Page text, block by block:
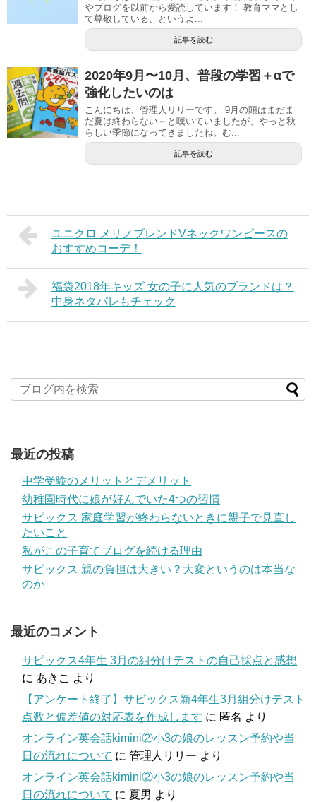
やブログを以前から愛読しています！ 教育ママとし
て尊敬している、というよ...
記事を読む
2020年9月〜10月、普段の学習＋αで
強化したいのは
こんにちは、管理人リリーです。 9月の頭はまだま
だ夏は終わらない～と嘆いていましたが、やっと秋
らしい季節になってきましたね。む...
記事を読む
ユニクロ メリノブレンドVネックワンピースの
おすすめコーデ！
福袋2018年キッズ 女の子に人気のブランドは？
中身ネタバレもチェック
最近の投稿
中学受験のメリットとデメリット
幼稚園時代に娘が好んでいた4つの習慣
サピックス 家庭学習が終わらないときに親子で見直し
たいこと
私がこの子育てブログを続ける理由
サピックス 親の負担は大きい？大変というのは本当な
のか
最近のコメント
サピックス4年生 3月の組分けテストの自己採点と感想
に あきこ より
【アンケート終了】サピックス新4年生3月組分けテスト
点数と偏差値の対応表を作成します に 匿名 より
オンライン英会話kimini②小3の娘のレッスン予約や当
日の流れについて に 管理人リリー より
オンライン英会話kimini②小3の娘のレッスン予約や当
日の流れについて に 夏男 より